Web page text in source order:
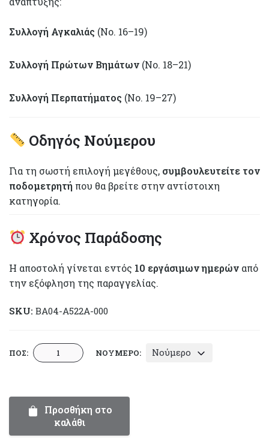
Συλλογή Αγκαλιάς (Νο. 16–19)
Συλλογή Πρώτων Βημάτων (Νο. 18–21)
Συλλογή Περπατήματος (Νο. 19–27)
Οδηγός Νούμερου
Για τη σωστή επιλογή μεγέθους, συμβουλευτείτε τον
ποδομετρητή που θα βρείτε στην αντίστοιχη
κατηγορία.
Χρόνος Παράδοσης
Η αποστολή γίνεται εντός 10 εργάσιμων ημερών από
την εξόφληση της παραγγελίας.
SKU: BA04-A522A-000
ΠΟΣ: Παπουτσάκια
Βάπτισης
Everkid
A522A
ΝΟΎΜΕΡΟ: Νούμερο
Προσθήκη στο
καλάθι